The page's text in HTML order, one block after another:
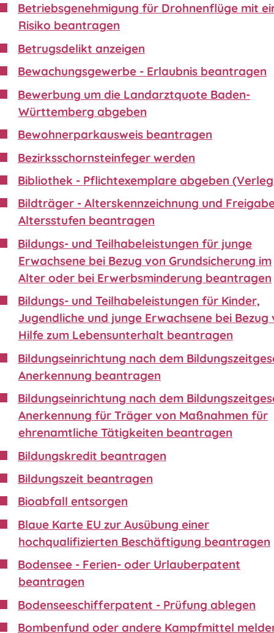
Betriebsgenehmigung für Drohnenflüge mit
Risiko beantragen
Betrugsdelikt anzeigen
Bewachungsgewerbe - Erlaubnis beantragen
Bewerbung um die Landarztquote Baden-
Württemberg abgeben
Bewohnerparkausweis beantragen
Bezirksschornsteinfeger werden
Bibliothek - Pflichtexemplare abgeben
Bildträger - Alterskennzeichnung und
Altersstufen beantragen
Bildungs- und Teilhabeleistungen für junge
Erwachsene bei Bezug von Grundsicherung im
Alter oder bei Erwerbsminderung beantragen
Bildungs- und Teilhabeleistungen für Kinder,
Jugendliche und junge Erwachsene bei Bezug
Hilfe zum Lebensunterhalt beantragen
Bildungseinrichtung nach dem
Anerkennung beantragen
Bildungseinrichtung nach dem
Anerkennung für Träger von Maßnahmen für
ehrenamtliche Tätigkeiten beantragen
Bildungskredit beantragen
Bildungszeit beantragen
Bioabfall entsorgen
Blaue Karte EU zur Ausübung einer
hochqualifizierten Beschäftigung beantragen
Bodensee - Ferien- oder Urlauberpatent
beantragen
Bodenseeschifferpatent - Prüfung ablegen
Bombenfund oder andere Kampfmittel